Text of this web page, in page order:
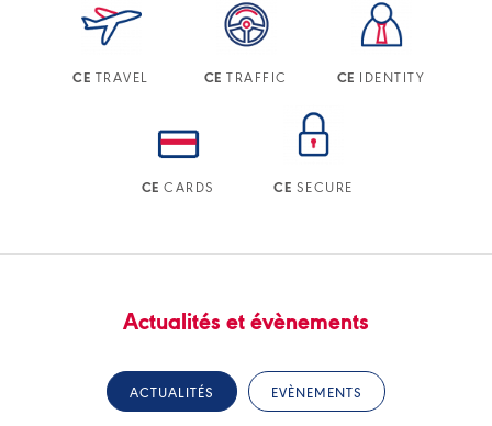
CE TRAVEL CE TRAFFIC CE IDENTITY
CE CARDS CE SECURE
Actualités et évènements
ACTUALITÉS EVÈNEMENTS